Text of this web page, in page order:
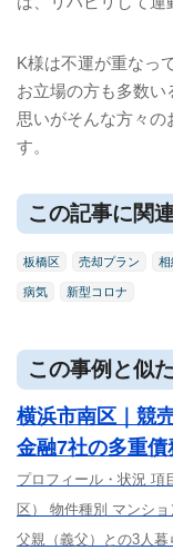
K様は不運が重なっ
お立場の方も多数
思いがそんな方々の
す。
この記事に関
板橋区 売却プラン 相
病気 新型コロナ
この事例と似
横浜市南区｜競
金融7社の多重
プロフィール・状況 項
区） 物件種別 マンシ
父親（義父）との3人